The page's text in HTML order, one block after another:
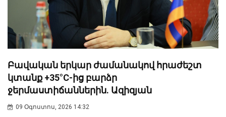
Բավական երկար ժամանակով հրաժեշտ
կտանք +35°C-ից բարձր
ջերմաստիճաններին. Ազիզյան
09 Օգոստոս, 2026 14:32